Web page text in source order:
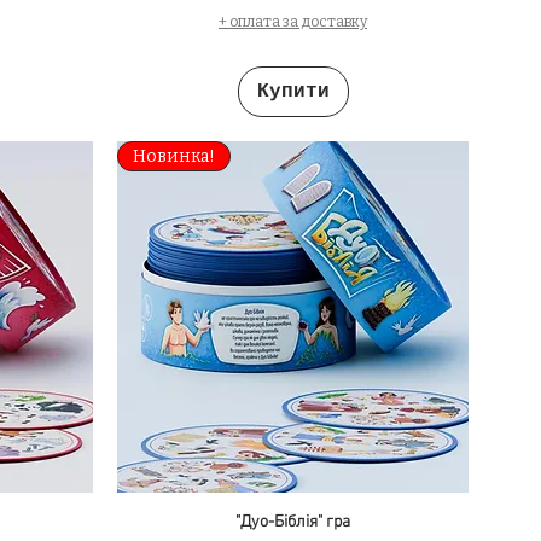
+ оплата за доставку
Купити
Новинка!
"Дуо-Біблія" гра